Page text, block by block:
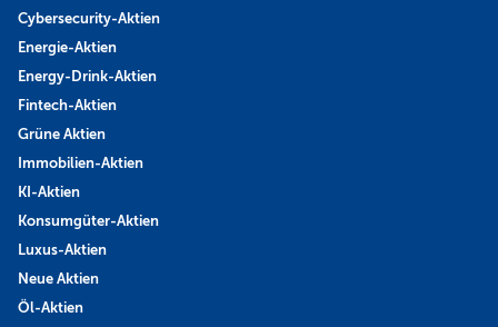
Cybersecurity-Aktien
Energie-Aktien
Energy-Drink-Aktien
Fintech-Aktien
Grüne Aktien
Immobilien-Aktien
KI-Aktien
Konsumgüter-Aktien
Luxus-Aktien
Neue Aktien
Öl-Aktien